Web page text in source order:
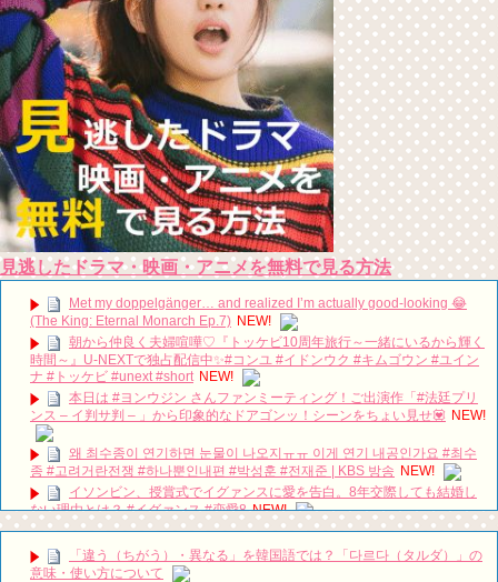
見逃したドラマ・映画・アニメを無料で見る方法
Met my doppelgänger… and realized I’m actually good-looking 😂
(The King: Eternal Monarch Ep.7) NEW!
朝から仲良く夫婦喧嘩♡『トッケビ10周年旅行～一緒にいるから輝く
時間～』U-NEXTで独占配信中✨#コンユ #イドンウク #キムゴウン #ユイン
ナ #トッケビ #unext #short NEW!
本日は #ヨンウジン さんファンミーティング！ご出演作「#法廷プリ
ンス – イ判サ判 – 」から印象的なドアゴンッ！シーンをちょい見せ💟 NEW!
왜 최수종이 연기하면 눈물이 나오지ㅠㅠ 이게 연기 내공인가요 #최수
종 #고려거란전쟁 #하나뿐인내편 #박성훈 #전재준 | KBS 방송 NEW!
イソンビン、授賞式でイグァンスに愛を告白。8年交際しても結婚し
ない理由とは？ #イグァンス #恋愛8 NEW!
2PMチャンソン&”兄貴”ヨン・ウジン、最高の笑顔！7/3ＤＶＤリリー
ス「七日の王妃」より
NEW!
Arthdal Chronicles: The Sword of Aramun – Eunseom & Saya
「違う（ちがう）・異なる」を韓国語では？「다르다（タルダ）」の
意味・使い方について